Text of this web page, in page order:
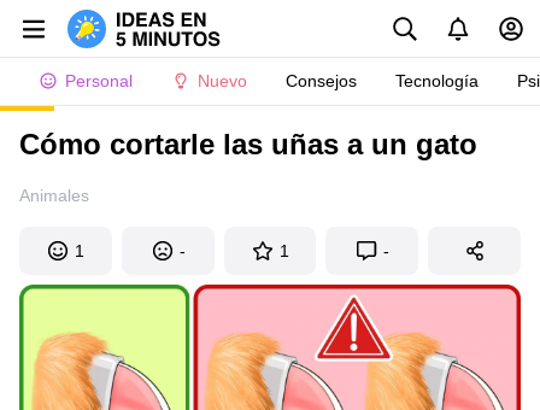
Personal Nuevo Consejos Tecnología
Cómo cortarle las uñas a un gato
Animales
1 - 1 -